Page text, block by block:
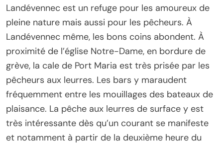
Landévennec est un refuge pour les amoureux de
pleine nature mais aussi pour les pêcheurs. À
Landévennec même, les bons coins abondent. À
proximité de l’église Notre-Dame, en bordure de
grève, la cale de Port Maria est très prisée par les
pêcheurs aux leurres. Les bars y maraudent
fréquemment entre les mouillages des bateaux de
plaisance. La pêche aux leurres de surface y est
très intéressante dès qu’un courant se manifeste
et notamment à partir de la deuxième heure du